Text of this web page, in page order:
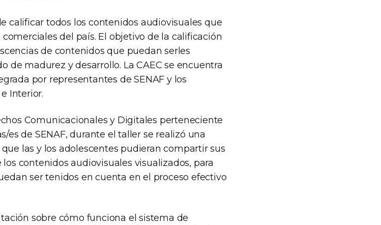
calificar todos los contenidos audiovisuales que
del país. El objetivo de la calificación
de contenidos que puedan serles
de madurez y desarrollo. La CAEC se encuentra
por representantes de SENAF y los
Interior.
Comunicacionales y Digitales perteneciente
es de SENAF, durante el taller se realizó una
las y los adolescentes pudieran compartir sus
contenidos audiovisuales visualizados, para
ser tenidos en cuenta en el proceso efectivo
sobre cómo funciona el sistema de